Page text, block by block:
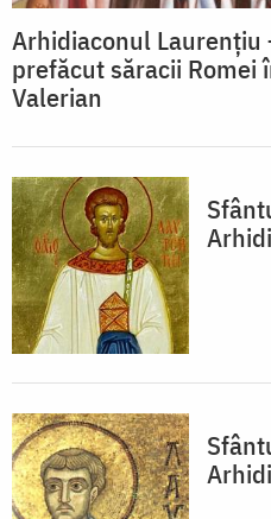
Arhidiaconul Laurențiu
prefăcut săracii
Valerian